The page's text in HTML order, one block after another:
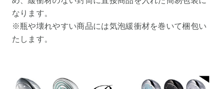
なります。
※瓶や壊れやすい商品には気泡緩衝材を巻いて梱包い
たします。